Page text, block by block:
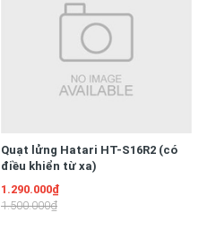
Quạt lửng Hatari HT-S16R2 (có
điều khiển từ xa)
1.290.000₫
1.500.000₫